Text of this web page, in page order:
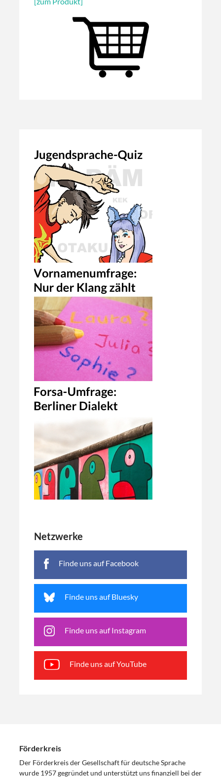
Netzwerke
Finde uns auf Facebook
Finde uns auf Bluesky
Finde uns auf Instagram
Finde uns auf YouTube
Förderkreis
Der Förderkreis der Gesellschaft für deutsche Sprache
wurde 1957 gegründet und unterstützt uns finanziell bei der